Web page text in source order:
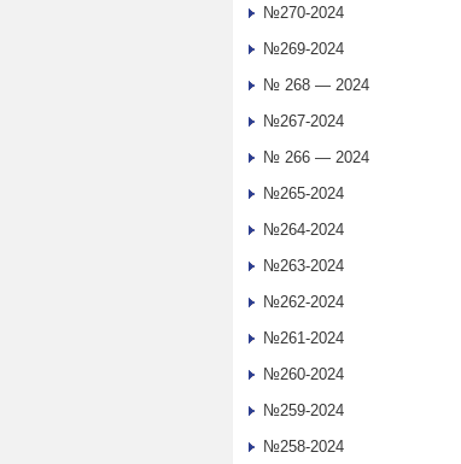
№270-2024
№269-2024
№ 268 — 2024
№267-2024
№ 266 — 2024
№265-2024
№264-2024
№263-2024
№262-2024
№261-2024
№260-2024
№259-2024
№258-2024